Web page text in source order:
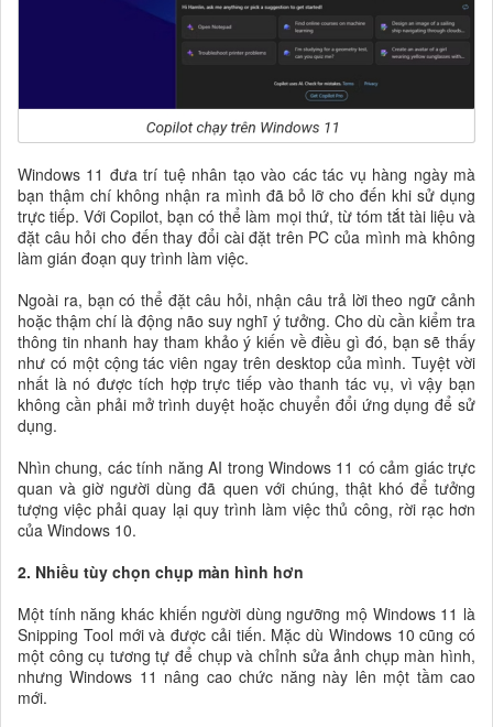
Windows 11 đưa trí tuệ nhân tạo vào các tác vụ hàng ngày mà
bạn thậm chí không nhận ra mình đã bỏ lỡ cho đến khi sử dụng
trực tiếp. Với Copilot, bạn có thể làm mọi thứ, từ tóm tắt tài liệu và
đặt câu hỏi cho đến thay đổi cài đặt trên PC của mình mà không
làm gián đoạn quy trình làm việc.
Ngoài ra, bạn có thể đặt câu hỏi, nhận câu trả lời theo ngữ cảnh
hoặc thậm chí là động não suy nghĩ ý tưởng. Cho dù cần kiểm tra
thông tin nhanh hay tham khảo ý kiến về điều gì đó, bạn sẽ thấy
như có một cộng tác viên ngay trên desktop của mình. Tuyệt vời
nhất là nó được tích hợp trực tiếp vào thanh tác vụ, vì vậy bạn
không cần phải mở trình duyệt hoặc chuyển đổi ứng dụng để sử
dụng.
Nhìn chung, các tính năng AI trong Windows 11 có cảm giác trực
quan và giờ người dùng đã quen với chúng, thật khó để tưởng
tượng việc phải quay lại quy trình làm việc thủ công, rời rạc hơn
của Windows 10.
2. Nhiều tùy chọn chụp màn hình hơn
Một tính năng khác khiến người dùng ngưỡng mộ Windows 11 là
Snipping Tool mới và được cải tiến. Mặc dù Windows 10 cũng có
một công cụ tương tự để chụp và chỉnh sửa ảnh chụp màn hình,
nhưng Windows 11 nâng cao chức năng này lên một tầm cao
mới.